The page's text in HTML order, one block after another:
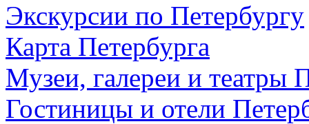
Экскурсии по Петербургу
Карта Петербурга
Музеи, галереи и театры
Гостиницы и отели